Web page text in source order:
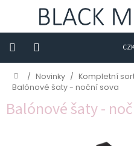
Novinky
M
Domů
/ Novinky / Kompletní
Balónové šaty - noční sova
Balónové šaty -